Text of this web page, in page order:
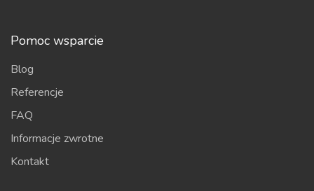
Pomoc wsparcie
Blog
Referencje
FAQ
Informacje zwrotne
Kontakt